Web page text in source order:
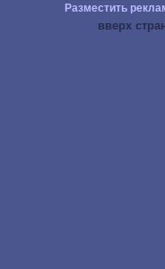
Разместить
вверх